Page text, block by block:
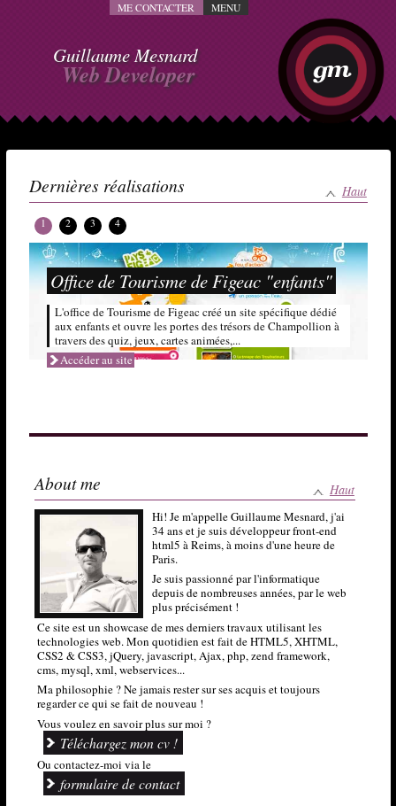
Guillaume Mesnard
Web Developer
Dernières réalisations Haut
1 2 3 4
Office de Tourisme de Figeac "enfants"
L'office de Tourisme de Figeac créé un site spécifique dédié
aux enfants et ouvre les portes des trésors de Champollion à
travers des quiz, jeux, cartes animées,...
Accéder au site
Omnium Finance
Depuis le démarrage des travaux jusqu’à l’entrée d’un
premier locataire, Omnium finance vous tiens informé de la
vie du chantier et de votre lot en particulier !
Accéder au site
Office de Tourisme de Figeac
L'office de Tourisme de Figeac propose tout un ensemble de
services de recherche d'hôtels, restaurants, gîtes, locations
vacances, [...], activités et visites à proximité.
Accéder au site
About me Haut
Hi! Je m'appelle Guillaume Mesnard, j'ai
34 ans et je suis développeur front-end
html5 à Reims, à moins d'une heure de
Paris.
Je suis passionné par l'informatique
depuis de nombreuses années, par le web
plus précisément !
Ce site est un showcase de mes derniers travaux utilisant les
technologies web. Mon quotidien est fait de HTML5, XHTML,
CSS2 & CSS3, jQuery, javascript, Ajax, php, zend framework,
cms, mysql, xml, webservices...
Ma philosophie ? Ne jamais rester sur ses acquis et toujours
regarder ce qui se fait de nouveau !
Vous voulez en savoir plus sur moi ?
Téléchargez mon cv !
Ou contactez-moi via le
formulaire de contact
ME CONTACTER MENU